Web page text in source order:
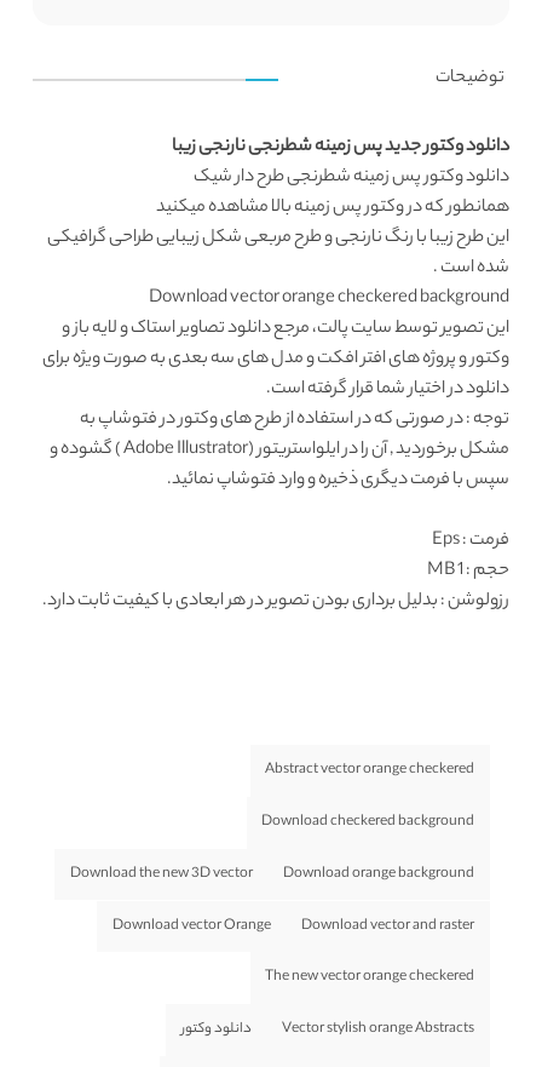
توضیحات
دانلود وکتور جدید پس زمینه شطرنجی نارنجی زیبا
دانلود وکتورپس زمینه شطرنجی طرح دار شیک
همانطور که دروکتور پس زمینهبالا مشاهده میکنید
این طرح زیبا با رنگ نارنجی و طرح مربعی شکل زیباییطراحی گرافیکی
شده است .
Download vector orange checkered background
این تصویر توسطسایت پالت، مرجع دانلود تصاویر استاک و لایه باز و
وکتور و پروژه های افتر افکت و مدل های سه بعدی به صورت ویژه برای
دانلود در اختیار شما قرار گرفته است.
توجه : در صورتی که در استفاده از طرح های وکتور در فتوشاپ به
مشکل برخوردید , آن را در ایلواستریتور (Adobe Illustrator ) گشوده و
سپس با فرمت دیگری ذخیره و وارد فتوشاپ نمائید.
فرمت: Eps
حجم : 1 MB
رزولوشن: بدلیل برداری بودن تصویر در هر ابعادی با کیفیت ثابت دارد.
Abstract vector orange checkered
Download checkered background
Download orange background
Download the new 3D vector
Download vector and raster
Download vector Orange
The new vector orange checkered
Vector stylish orange Abstracts دانلود وکتور